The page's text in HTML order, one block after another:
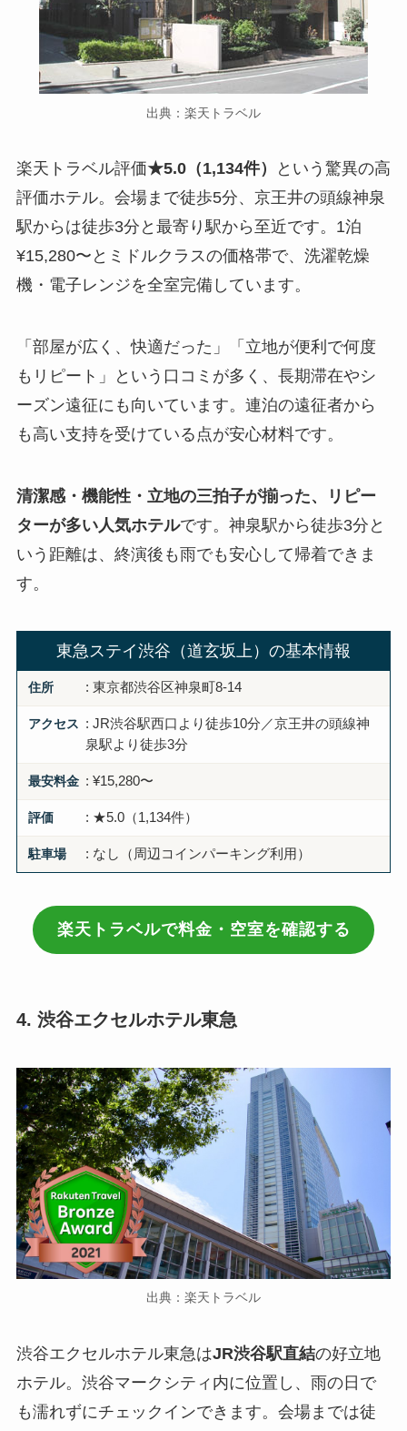
出典：楽天トラベル
楽天トラベル評価★5.0（1,134件）
という驚異の高
評価ホテル。会場まで徒歩5分、京王井の頭線神泉
駅からは徒歩3分と最寄り駅から至近です。1泊
¥15,280〜とミドルクラスの価格帯で、洗濯乾燥
機・電子レンジを全室完備しています。
「部屋が広く、快適だった」「立地が便利で何度
もリピート」という口コミが多く、長期滞在やシ
ーズン遠征にも向いています。連泊の遠征者から
も高い支持を受けている点が安心材料です。
清潔感・機能性・立地の三拍子が揃った、リピー
ターが多い人気ホテルです。神泉駅から徒歩3分と
いう距離は、終演後も雨でも安心して帰着できま
す。
東急ステイ渋谷（道玄坂上）の基本情報
住所 : 東京都渋谷区神泉町8-14
アクセス : JR渋谷駅西口より徒歩10分／京王井の頭線神
泉駅より徒歩3分
最安料金 : ¥15,280〜
評価 : ★5.0（1,134件）
駐車場 : なし（周辺コインパーキング利用）
楽天トラベルで料金・空室を確認する
4. 渋谷エクセルホテル東急
出典：楽天トラベル
渋谷エクセルホテル東急はJR渋谷駅直結の好立地
ホテル。渋谷マークシティ内に位置し、雨の日で
も濡れずにチェックインできます。会場までは徒